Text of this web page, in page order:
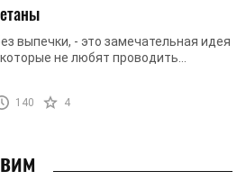
выпечки, - это замечательная идея
не любят проводить
времени на кухне. ...
140 4